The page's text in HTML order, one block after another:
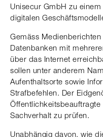
Unisecur GmbH zu
digitalen
Gemäss
Datenbanken mit
über das Internet
sollen unter anderem
Aufenthaltsorte sowie
Strafbefehlen. Der
Sachverhalt zu prüfen.
Unabhängig davon, wie